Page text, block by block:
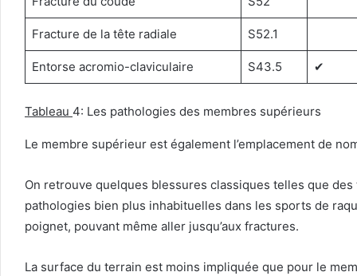
Fracture de la tête radiale S52.1
Entorse acromio-claviculaire S43.5 ✔︎
Tableau 4: Les pathologies des membres supérieurs
Le membre supérieur est également l’emplacement de
On retrouve quelques blessures classiques telles que
pathologies bien plus inhabituelles dans les sports de
poignet, pouvant même aller jusqu’aux fractures.
La surface du terrain est moins impliquée que pour le